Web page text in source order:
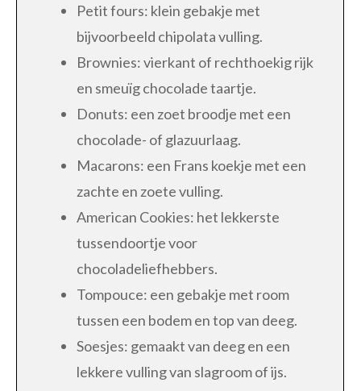
Petit fours: klein gebakje met
bijvoorbeeld chipolata vulling.
Brownies: vierkant of rechthoekig rijk
en smeuïg chocolade taartje.
Donuts: een zoet broodje met een
chocolade- of glazuurlaag.
Macarons: een Frans koekje met een
zachte en zoete vulling.
American Cookies: het lekkerste
tussendoortje voor
chocoladeliefhebbers.
Tompouce: een gebakje met room
tussen een bodem en top van deeg.
Soesjes: gemaakt van deeg en een
lekkere vulling van slagroom of ijs.